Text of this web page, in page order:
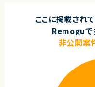
ここに掲載され
Remoguで
非公開案